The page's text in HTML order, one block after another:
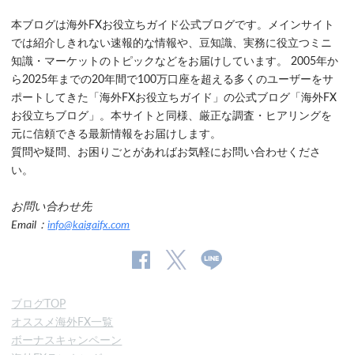
本ブログは海外FXお役立ちガイド公式ブログです。メインサイト
では紹介しきれない速報的な情報や、豆知識、実務に役立つミニ
知識・マーケットのトピックなどをお届けしています。 2005年か
ら2025年までの20年間で100万口座を超える多くのユーザーをサ
ポートしてきた「海外FXお役立ちガイド」の公式ブログ「海外FX
お役立ちブログ」。本サイトと同様、厳正な調査・ヒアリングを
元に信頼できる最新情報をお届けします。
質問や疑問、お困りごとがあればお気軽にお問い合わせくださ
い。
お問い合わせ先
Email：info@kaigaifx.com
ブログTOP
オススメ海外FX一覧
ボーナスキャンペーン